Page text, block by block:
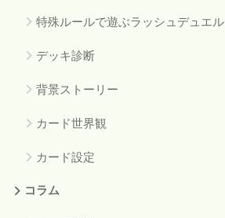
特殊ルールで遊ぶラッシュデュエル
デッキ診断
背景ストーリー
カード世界観
カード設定
コラム